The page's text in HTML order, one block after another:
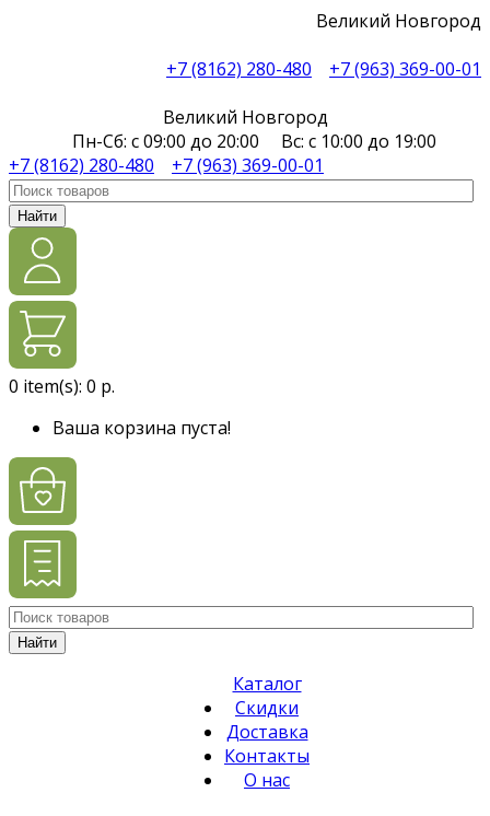
Великий Новгород
+7 (8162) 280-480
+7 (963) 369-00-01
Великий Новгород
Пн-Сб: с 09:00 до 20:00 Вс: с 10:00 до 19:00
+7 (8162) 280-480
+7 (963) 369-00-01
Найти
0 item(s): 0 р.
Ваша корзина пуста!
Найти
Каталог
Скидки
Доставка
Контакты
О нас